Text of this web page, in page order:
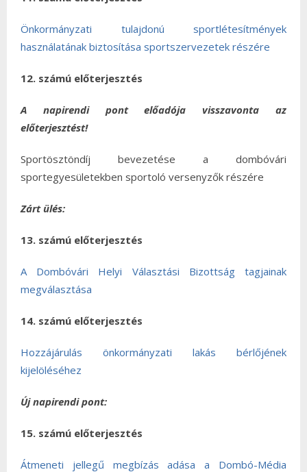
Önkormányzati tulajdonú sportlétesítmények
használatának biztosítása sportszervezetek részére
12. számú előterjesztés
A napirendi pont előadója visszavonta az
előterjesztést!
Sportösztöndíj bevezetése a dombóvári
sportegyesületekben sportoló versenyzők részére
Zárt ülés:
13. számú előterjesztés
A Dombóvári Helyi Választási Bizottság tagjainak
megválasztása
14. számú előterjesztés
Hozzájárulás önkormányzati lakás bérlőjének
kijelöléséhez
Új napirendi pont:
15. számú előterjesztés
Átmeneti jellegű megbízás adása a Dombó-Média